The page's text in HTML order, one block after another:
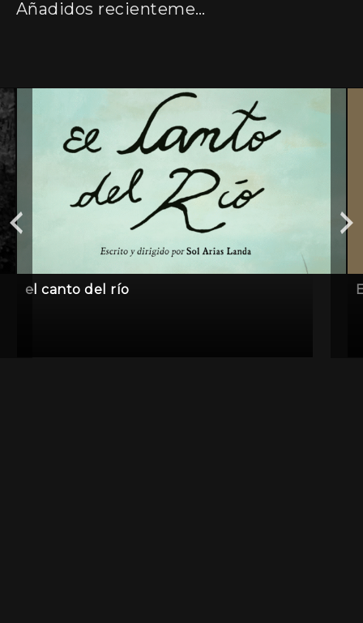
Añadidos recientemente
el canto del río